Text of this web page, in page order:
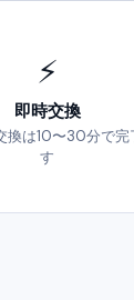
⚡
即時交換
換は10〜30分で完
す